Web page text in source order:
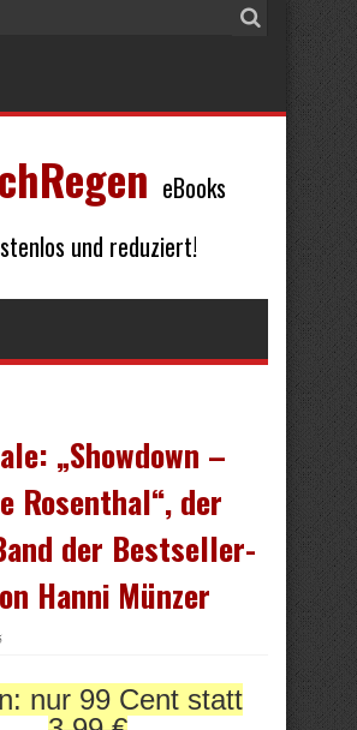
eBooks
und reduziert!
„Showdown –
Rosenthal“, der
der Bestseller-
Hanni Münzer
nur 99 Cent statt